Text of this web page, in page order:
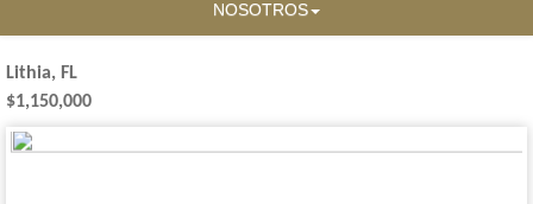
NOSOTROS
Lithia, FL
$1,150,000